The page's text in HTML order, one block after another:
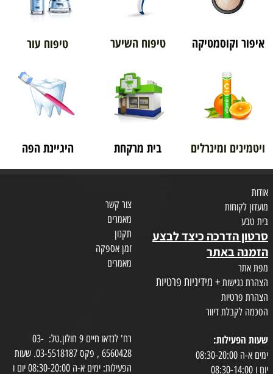
איפור וקוסמטיקה טיפוח השיער טיפוח עור
ויטמינים ומינרלים בית מרקחת היגיינת הפה
אודות
מועדון לקוחות
בית טבע
סרטון הדרכה כיצד לבצע
הזמנה באתר
מפת אתר
הצהרת נגישות + מידיניות פרטיות
הצהרת פרטיות
הסכמה לקבלת דיוור
צור קשר
מאמרים
תקנון
זמן אספקה
מאמרים
שעות הפעילות:
ימים א-ה 08:30-20:00
יום ו 08:30-14:00
רח' לנדאו חיים 9 חולון.טל: 03-
6560428 , פקס 03-5518187. שעות
הפעילות: ימים א-ה 08:30-20:00 יום ו